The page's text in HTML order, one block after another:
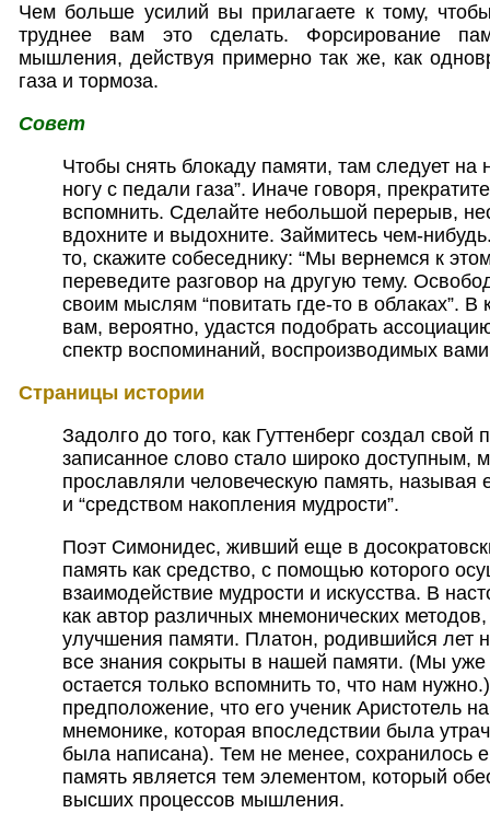
Чем больше усилий вы прилагаете к тому,
труднее вам это сделать. Форсирование
мышления, действуя примерно так же, как
газа и тормоза.
Совет
Чтобы снять блокаду памяти, там следует на
ногу с педали газа”. Иначе говоря,
вспомнить. Сделайте небольшой перерыв,
вдохните и выдохните. Займитесь чем-
то, скажите собеседнику: “Мы вернемся к
переведите разговор на другую тему.
своим мыслям “повитать где-то в облаках”.
вам, вероятно, удастся подобрать
спектр воспоминаний, воспроизводимых
Страницы истории
Задолго до того, как Гуттенберг создал свой
записанное слово стало широко доступным,
прославляли человеческую память, называя
и “средством накопления мудрости”.
Поэт Симонидес, живший еще в
память как средство, с помощью которого
взаимодействие мудрости и искусства. В
как автор различных мнемонических
улучшения памяти. Платон, родившийся лет
все знания сокрыты в нашей памяти. (Мы
остается только вспомнить то, что нам
предположение, что его ученик Аристотель
мнемонике, которая впоследствии была
была написана). Тем не менее, сохранилось
память является тем элементом, который
высших процессов мышления.